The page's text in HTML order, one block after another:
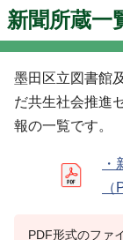
新聞所蔵一
墨田区立図書館
だ共生社会推進
報の一覧です。
PDF形式のファ